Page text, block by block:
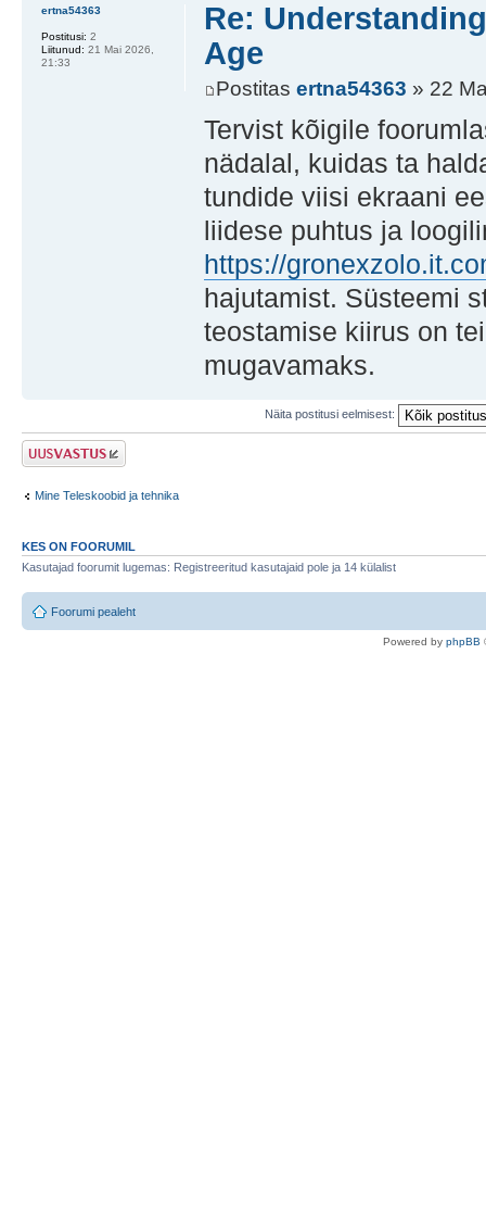
Re:
Age
Postitasertna54363 » 22
Tervist kõigile
nädalal, kuidas ta
tundide viisi ekraani
liidese puhtus ja
https://
hajutamist. Süsteemi
teostamise kiirus on
mugavamaks.
ertna54363
Postitusi: 2
Liitunud: 21 Mai 2026,
21:33
Näita postitusi eelmisest:
Postita vastus
Mine Teleskoobid ja tehnika
KES ON FOORUMIL
Kasutajad foorumit lugemas: Registreeritud kasutajaid pole ja 14 külalist
Foorumi pealeht
Powered by phpBB